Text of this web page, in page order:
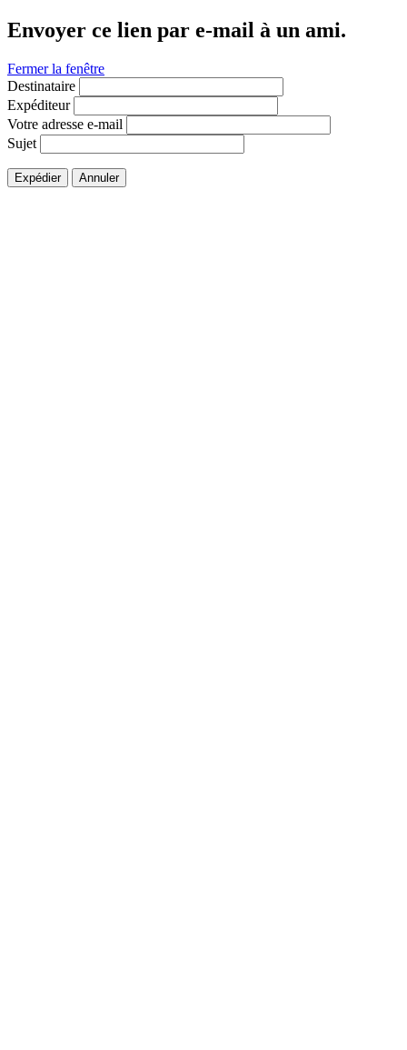
Envoyer ce lien par e-mail à un ami.
Fermer la fenêtre
Destinataire
Expéditeur
Votre adresse e-mail
Sujet
Expédier Annuler